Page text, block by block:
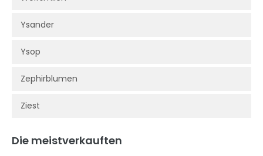
Ysander
Ysop
Zephirblumen
Ziest
Die meistverkauften